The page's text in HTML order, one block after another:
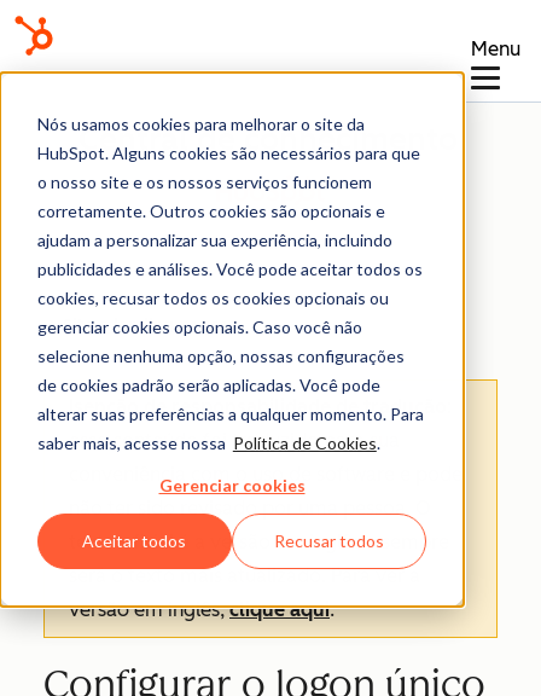
Nós usamos cookies para melhorar o site da
HubSpot. Alguns cookies são necessários para que
o nosso site e os nossos serviços funcionem
corretamente. Outros cookies são opcionais e
ajudam a personalizar sua experiência, incluindo
publicidades e análises. Você pode aceitar todos os
cookies, recusar todos os cookies opcionais ou
gerenciar cookies opcionais. Caso você não
selecione nenhuma opção, nossas configurações
de cookies padrão serão aplicadas. Você pode
alterar suas preferências a qualquer momento. Para
saber mais, acesse nossa Política de Cookies.
Gerenciar cookies
Aceitar todos Recusar todos
Menu
Central de conhecimento
Site e landing pages
Isenção de responsabilidade de tradução
esse conteúdo foi traduzido para sua
conveniência com o uso de software e pode
não ter sido revisado por uma pessoa.
texto oficial é a versão em inglês e sempre
será o texto mais atualizado. Para ver a
versão em inglês,clique aqui.
Configurar o logon único